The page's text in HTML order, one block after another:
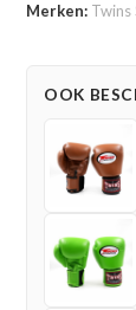
aantal
Merken: Twins
OOK